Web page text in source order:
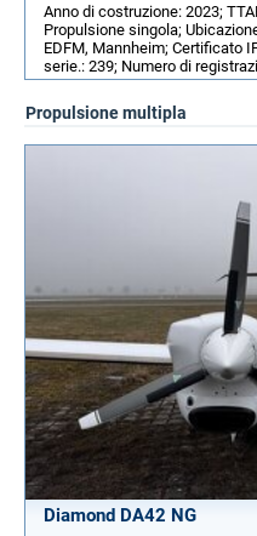
Anno di costruzione: 2023;
Propulsione singola;
EDFM, Mannheim; Certificato
serie.: 239; Numero di
Propulsione multipla
Diamond DA42 NG